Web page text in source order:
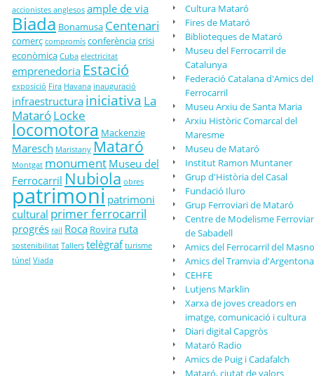
accionistes anglesos ample de via
Biada Bonamusa Centenari
comerç compromís conferènciacrisi
econòmica Cuba electricitat
emprenedoria Estació
exposició Fira Havana inauguració
infraestructurainiciativa La
MataróLocke
locomotora Mackenzie
Maresch Maristany Mataró
Montgat monumentMuseu del
Ferrocarril Nubiola obres
patrimonipatrimoni
cultural primer ferrocarril
progrés rail Roca Rovira ruta
sostenibilitat Tallers telègraf turisme
túnel Viada
Cultura Mataró
Fires de Mataró
Biblioteques de Mataró
Museu del Ferrocarril de
Catalunya
Federació Catalana d'Amics del
Ferrocarril
Museu Arxiu de Santa Maria
Arxiu Històric Comarcal del
Maresme
Museu de Mataró
Institut Ramon Muntaner
Grup d'Història del Casal
Fundació Iluro
Grup Ferroviari de Mataró
Centre de Modelisme
de Sabadell
Amics del Ferrocarril del
Amics del Tramvia d'Argentona
CEHFE
Lutjens Marklïn
Xarxa de joves creadors en
imatge, comunicació i cultura
Diari digital Capgròs
Mataró Radio
Amics de Puig i Cadafalch
Mataró, ciutat de valors